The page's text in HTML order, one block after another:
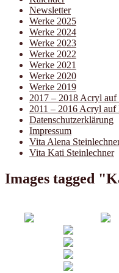
Newsletter
Werke 2025
Werke 2024
Werke 2023
Werke 2022
Werke 2021
Werke 2020
Werke 2019
2017 – 2018 Acryl
2011 – 2016 Acryl auf
Datenschutzerklärung
Impressum
Vita Alena
Vita Kati Steinlechner
Images tagged